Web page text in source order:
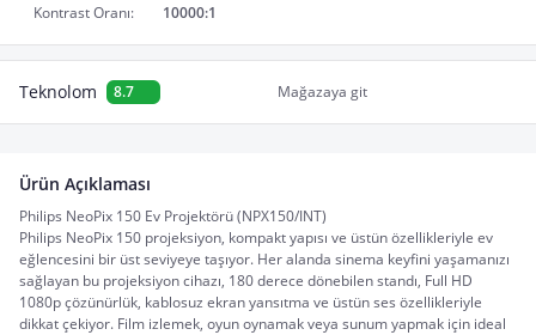
Kontrast Oranı:
10000:1
Teknolom 8.7 Mağazaya git
Ürün Açıklaması
Philips NeoPix 150 Ev Projektörü (NPX150/INT)
Philips NeoPix 150 projeksiyon, kompakt yapısı ve üstün özellikleriyle ev
eğlencesini bir üst seviyeye taşıyor. Her alanda sinema keyfini yaşamanızı
sağlayan bu projeksiyon cihazı, 180 derece dönebilen standı, Full HD
1080p çözünürlük, kablosuz ekran yansıtma ve üstün ses özellikleriyle
dikkat çekiyor. Film izlemek, oyun oynamak veya sunum yapmak için ideal